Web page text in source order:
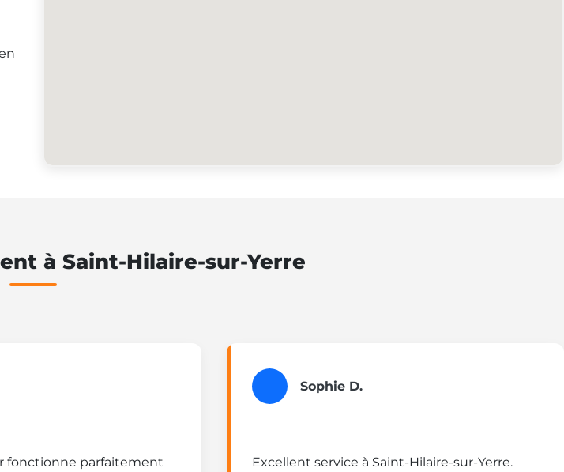
à Saint-Hilaire-sur-Yerre
fonctionne parfaitement
Sophie D.
Excellent service à Saint-Hilaire-sur-Yerre.